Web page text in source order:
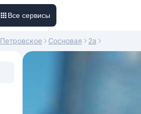
Все сервисы
Петровское Сосновая 2а